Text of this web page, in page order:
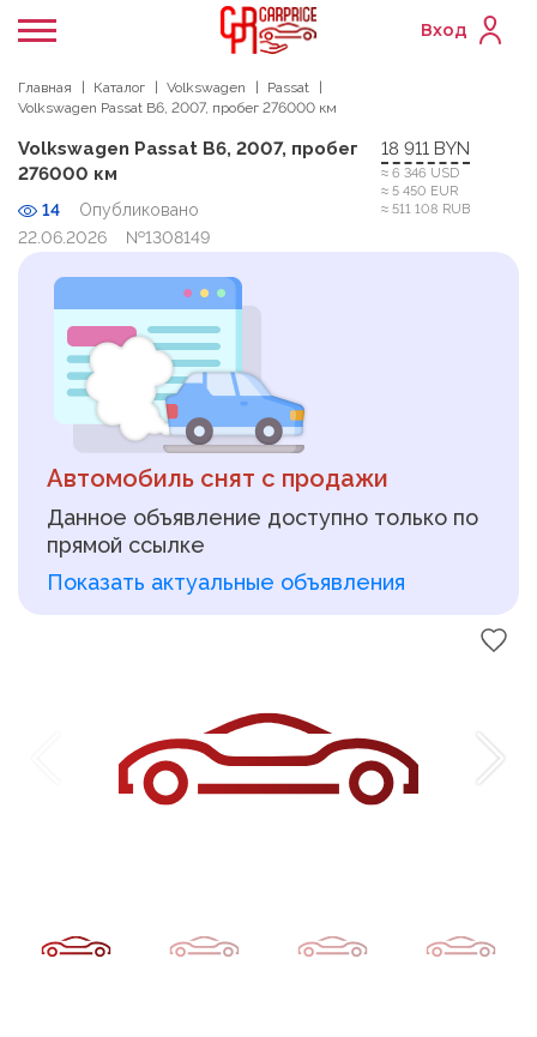
Вход
Главная Каталог Volkswagen
Passat
Volkswagen Passat B6, 2007, пробег 276000 км
Volkswagen Passat B6, 2007, пробег
276000 км
14
Опубликовано
22.06.2026
№1308149
18 911 BYN
≈ 6 346 USD
≈ 5 450 EUR
≈ 511 108 RUB
Автомобиль снят с продажи
Данное объявление доступно только по
прямой ссылке
Показать актуальные объявления